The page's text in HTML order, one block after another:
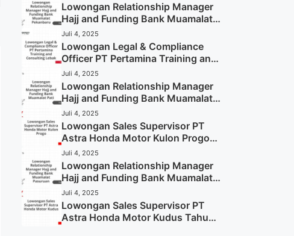
Lowongan Relationship Manager
Hajj and Funding Bank Muamalat
Pekanbaru Tahun 2025 (Apply
Now)
Juli 4, 2025
Lowongan Legal & Compliance
Officer PT Pertamina Training and
Consulting Lebak Tahun 2025
(Apply Now)
Juli 4, 2025
Lowongan Relationship Manager
Hajj and Funding Bank Muamalat
Pati Tahun 2025 (Lamar
Sekarang)
Juli 4, 2025
Lowongan Sales Supervisor PT
Astra Honda Motor Kulon Progo
Tahun 2025 (Resmi)
Juli 4, 2025
Lowongan Relationship Manager
Hajj and Funding Bank Muamalat
Pasuruan Tahun 2025 (Apply
Now)
Juli 4, 2025
Lowongan Sales Supervisor PT
Astra Honda Motor Kudus Tahun